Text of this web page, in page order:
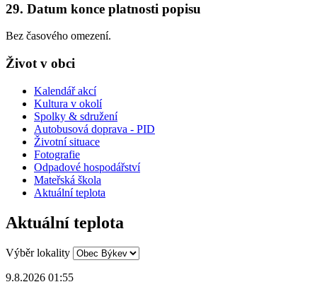
29. Datum konce platnosti popisu
Bez časového omezení.
Život v obci
Kalendář akcí
Kultura v okolí
Spolky & sdružení
Autobusová doprava - PID
Životní situace
Fotografie
Odpadové hospodářství
Mateřská škola
Aktuální teplota
Aktuální teplota
Výběr lokality
9.8.2026 01:55